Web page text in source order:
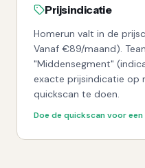
Prijsindicatie
Homerun valt in de
Vanaf €89/maand).
"Middensegment"
exacte prijsindicatie op
quickscan te doen.
Doe de quickscan voor